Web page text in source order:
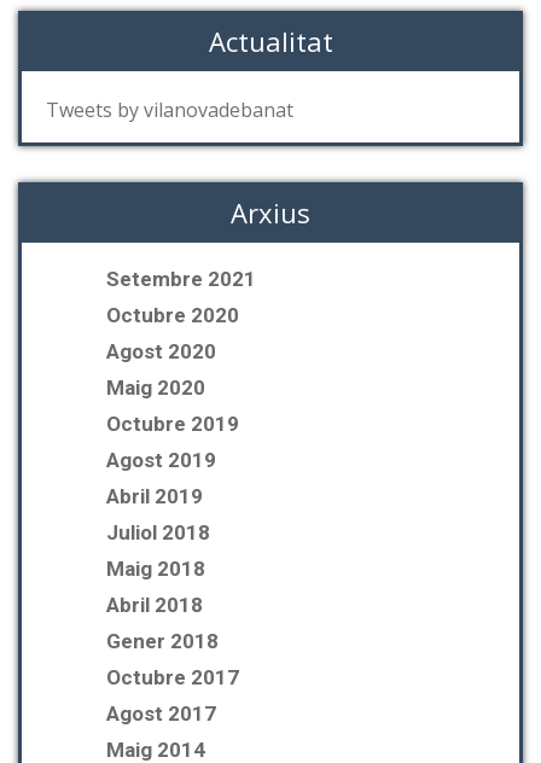
Actualitat
Tweets by vilanovadebanat
Arxius
Setembre 2021
Octubre 2020
Agost 2020
Maig 2020
Octubre 2019
Agost 2019
Abril 2019
Juliol 2018
Maig 2018
Abril 2018
Gener 2018
Octubre 2017
Agost 2017
Maig 2014